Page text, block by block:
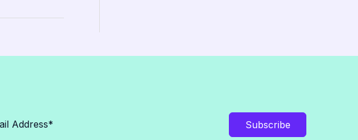
Subscribe